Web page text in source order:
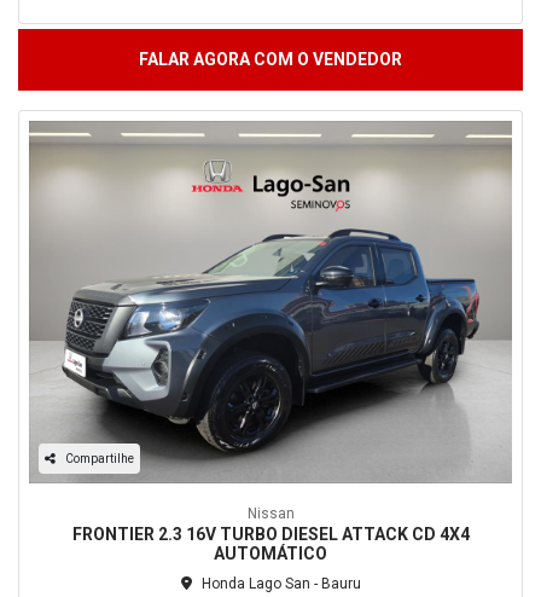
FALAR AGORA COM O VENDEDOR
Compartilhe
Nissan
FRONTIER 2.3 16V TURBO DIESEL ATTACK CD 4X4
AUTOMÁTICO
Honda Lago San - Bauru